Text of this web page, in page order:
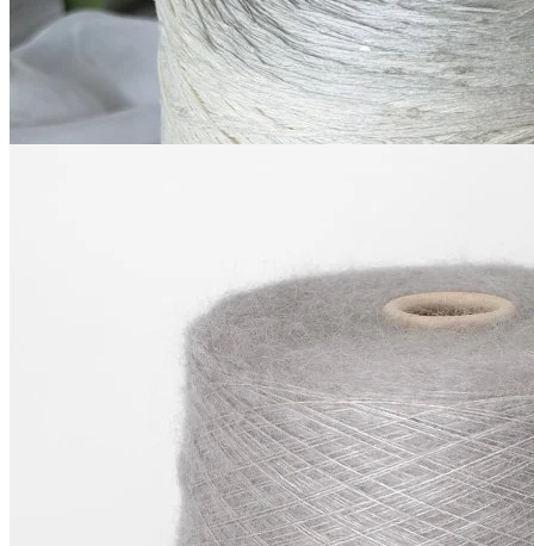
900₽
за 100 г
Купить
850 м/100 гсеребряный с голубым
2 400 ₽
за 100 г
Купить
Filato Italiano